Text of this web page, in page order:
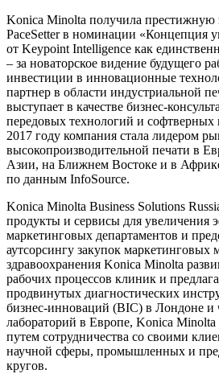
Konica Minolta получила
PaceSetter в номинации «Концепция
от Keypoint Intelligence как
– за новаторское видение будущего
инвестиции в инновационные
партнер в области индустриальной
выступает в качестве бизнес-
передовых технологий и
2017 году компания стала лидером
высокопроизводительной печати в
Азии, на Ближнем Востоке и в
по данным InfoSource.
Konica Minolta Business Solutions
продукты и сервисы для увеличения
маркетинговых департаментов и
аутсорсингу закупок маркетинговых
здравоохранения Konica Minolta
рабочих процессов клиник и
продвинутых диагностических
бизнес-инноваций (BIC) в Лондоне и
лабораторий в Европе, Konica Minolta
путем сотрудничества со своими
научной сферы, промышленных и
кругов.